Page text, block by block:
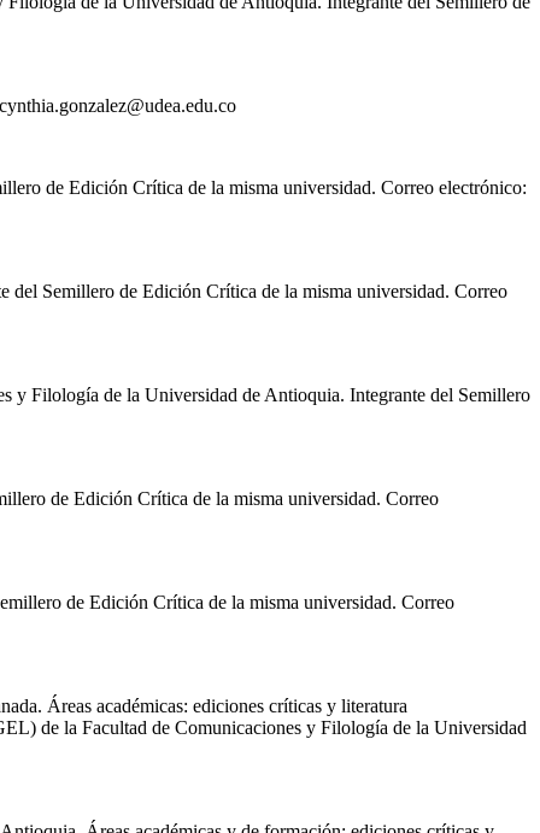
cynthia.gonzalez@udea.edu.co
de Edición Crítica de la misma universidad. Correo electrónico:
del Semillero de Edición Crítica de la misma universidad. Correo
y Filología de la Universidad de Antioquia. Integrante del Semillero
de Edición Crítica de la misma universidad. Correo
de Edición Crítica de la misma universidad. Correo
Áreas académicas: ediciones críticas y literatura
de la Facultad de Comunicaciones y Filología de la Universidad